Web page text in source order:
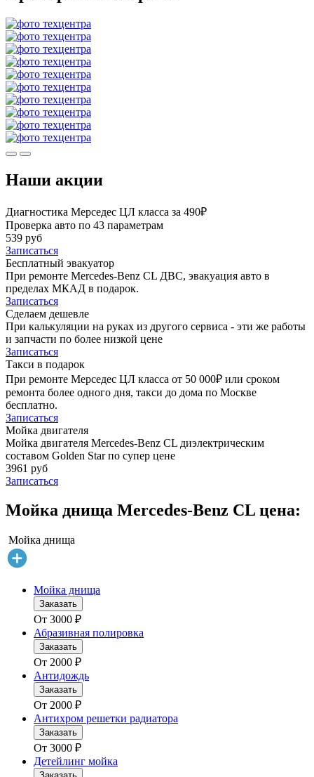
Наши акции
Диагностика Мерседес ЦЛ класса за 490₽
Проверка авто по 43 параметрам
539 руб
Записаться
Бесплатный эвакуатор
При ремонте Mercedes-Benz CL ДВС, эвакуация авто в
пределах МКАД в подарок.
Записаться
Сделаем дешевле
При калькуляции на руках из другого сервиса - эти же работы
и запчасти по более низкой цене
Записаться
Такси в подарок
При ремонте Мерседес ЦЛ класса от 50 000₽ или сроком
ремонта более одного дня, такси до дома по Москве
бесплатно.
Записаться
Мойка двигателя
Мойка двигателя Mercedes-Benz CL диэлектрическим
составом Golden Star по супер цене
3961 руб
Записаться
Мойка днища Mercedes-Benz CL цена:
Мойка днища
Мойка днища
Заказать
От 3000 ₽
Абразивная полировка
Заказать
От 2000 ₽
Антидождь
Заказать
От 2000 ₽
Антихром решетки радиатора
Заказать
От 3000 ₽
Детейлинг мойка